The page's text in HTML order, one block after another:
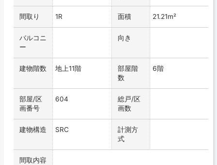
間取り 1R 面積 21.21m²
バルコニ
ー
向き
建物階数 地上11階
部屋階
数
6階
部屋/区
画番号
604
総戸/区
画数
建物構造 SRC
計測方
式
間取内容